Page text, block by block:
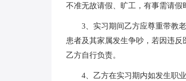
不准无故请假、旷工，有事需请假
3、实习期间乙方应尊重带教
患者及其家属发生争吵，若因违
乙方自行负责。
4、乙方在实习期内如发生职